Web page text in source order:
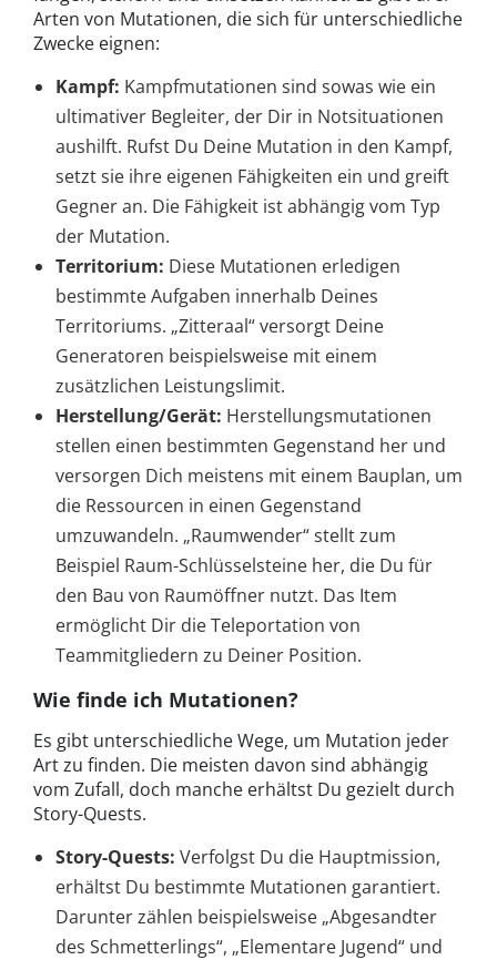
Arten von Mutationen, die sich für unterschiedliche
Zwecke eignen:
Kampf: Kampfmutationen sind sowas wie ein
ultimativer Begleiter, der Dir in Notsituationen
aushilft. Rufst Du Deine Mutation in den Kampf,
setzt sie ihre eigenen Fähigkeiten ein und greift
Gegner an. Die Fähigkeit ist abhängig vom Typ
der Mutation.
Territorium: Diese Mutationen erledigen
bestimmte Aufgaben innerhalb Deines
Territoriums. „Zitteraal“ versorgt Deine
Generatoren beispielsweise mit einem
zusätzlichen Leistungslimit.
Herstellung/Gerät: Herstellungsmutationen
stellen einen bestimmten Gegenstand her und
versorgen Dich meistens mit einem Bauplan, um
die Ressourcen in einen Gegenstand
umzuwandeln. „Raumwender“ stellt zum
Beispiel Raum-Schlüsselsteine her, die Du für
den Bau von Raumöffner nutzt. Das Item
ermöglicht Dir die Teleportation von
Teammitgliedern zu Deiner Position.
Wie finde ich Mutationen?
Es gibt unterschiedliche Wege, um Mutation jeder
Art zu finden. Die meisten davon sind abhängig
vom Zufall, doch manche erhältst Du gezielt durch
Story-Quests.
Story-Quests: Verfolgst Du die Hauptmission,
erhältst Du bestimmte Mutationen garantiert.
Darunter zählen beispielsweise „Abgesandter
des Schmetterlings“, „Elementare Jugend“ und